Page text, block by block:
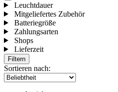
Leuchtdauer
Mitgeliefertes Zubehör
Batteriegröße
Zahlungsarten
Shops
Lieferzeit
Filtern
Sortieren nach: